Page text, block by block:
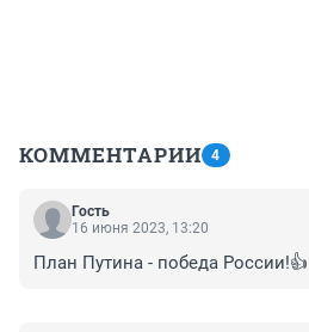
КОММЕНТАРИИ 4
Гость
16 июня 2023, 13:20
План Путина - победа России!👍